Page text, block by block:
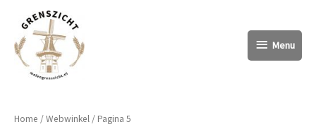
Menu
Menu
Home /Webwinkel/ Pagina 5